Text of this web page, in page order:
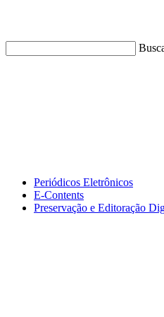
Periódicos Eletrônicos
E-Contents
Preservação e Editoração